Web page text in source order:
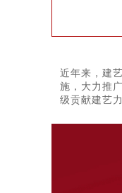
近年来，建
施，大力推
级贡献建艺力